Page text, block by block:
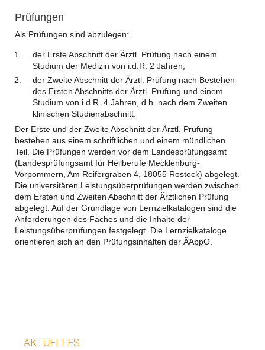
Prüfungen
Als Prüfungen sind abzulegen:
der Erste Abschnitt der Ärztl. Prüfung nach einem
Studium der Medizin von i.d.R. 2 Jahren,
der Zweite Abschnitt der Ärztl. Prüfung nach Bestehen
des Ersten Abschnitts der Ärztl. Prüfung und einem
Studium von i.d.R. 4 Jahren, d.h. nach dem Zweiten
klinischen Studienabschnitt.
Der Erste und der Zweite Abschnitt der Ärztl. Prüfung
bestehen aus einem schriftlichen und einem mündlichen
Teil. Die Prüfungen werden vor dem Landesprüfungsamt
(Landesprüfungsamt für Heilberufe Mecklenburg-
Vorpommern, Am Reifergraben 4, 18055 Rostock) abgelegt.
Die universitären Leistungsüberprüfungen werden zwischen
dem Ersten und Zweiten Abschnitt der Ärztlichen Prüfung
abgelegt. Auf der Grundlage von Lernzielkatalogen sind die
Anforderungen des Faches und die Inhalte der
Leistungsüberprüfungen festgelegt. Die Lernzielkataloge
orientieren sich an den Prüfungsinhalten der ÄAppO.
AKTUELLES